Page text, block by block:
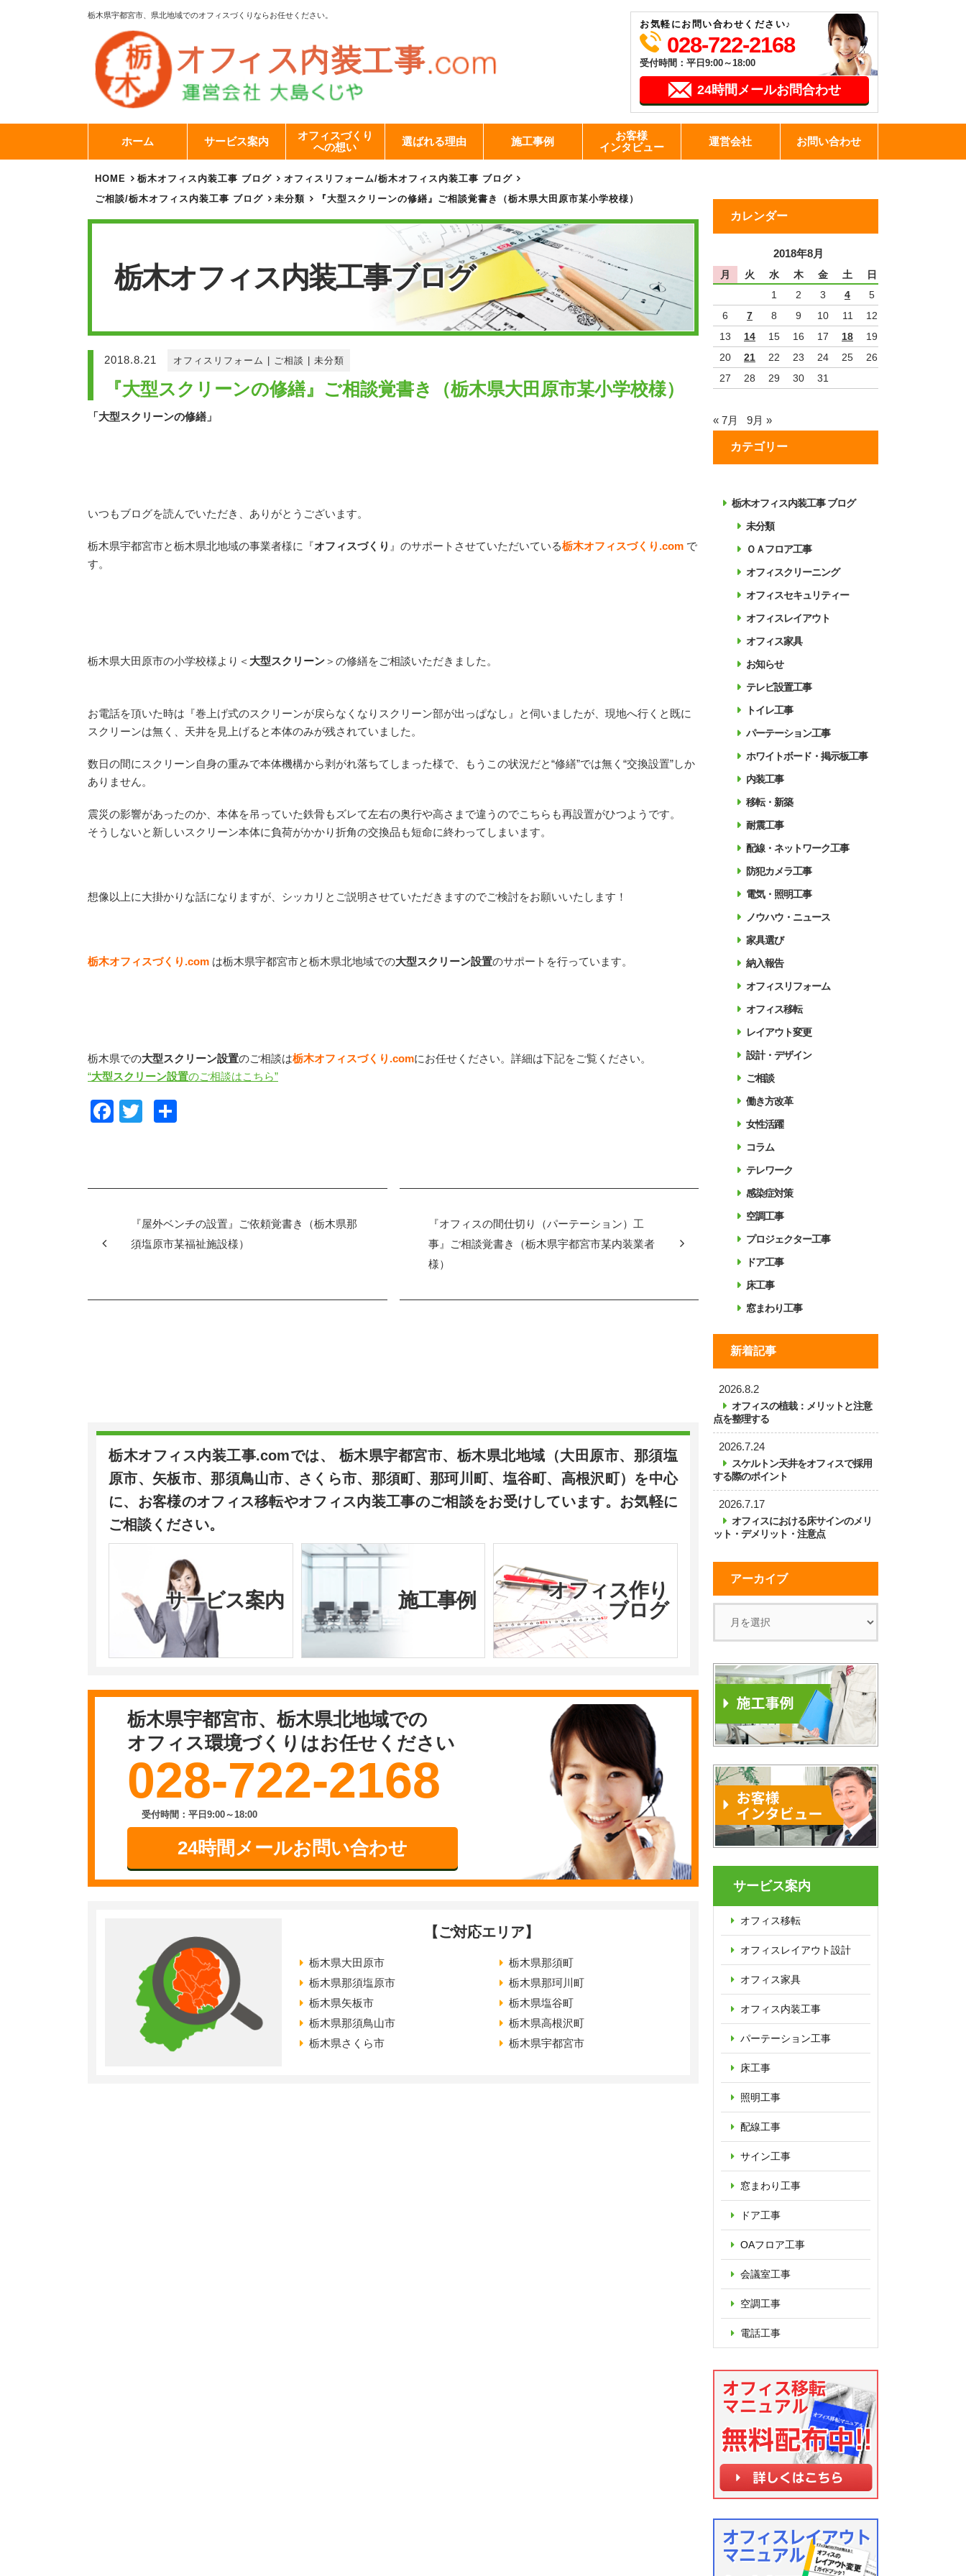
栃木県宇都宮市、県北地域でのオフィスづくりならお任せください。
お気軽にお問い合わせください♪
028-722-2168
受付時間：平日9:00～18:00
24時間メールお問合わせ
ホーム サービス案内
オフィスづくり
への想い
選ばれる理由 施工事例
お客様
インタビュー
運営会社 お問い合わせ
HOME 栃木オフィス内装工事 ブログ オフィスリフォーム/栃木オフィス内装工事 ブログ
ご相談/栃木オフィス内装工事 ブログ 未分類 『大型スクリーンの修繕』ご相談覚書き（栃木県大田原市某小学校様）
栃木オフィス内装工事ブログ
2018.8.21 オフィスリフォーム ご相談 未分類
『大型スクリーンの修繕』ご相談覚書き（栃木県大田原市某小学校様）
「大型スクリーンの修繕」
いつもブログを読んでいただき、ありがとうございます。
栃木県宇都宮市と栃木県北地域の事業者様に『オフィスづくり 』のサポートさせていただいている栃木オフィスづくり .com で
す。
栃木県大田原市の小学校様より＜ 大型スクリーン＞の修繕をご相談いただきました。
お電話を頂いた時は『巻上げ式のスクリーンが戻らなくなりスクリーン部が出っぱなし』と伺いましたが、現地へ行くと既に
スクリーンは無く、天井を見上げると本体のみが残されていました。
数日の間にスクリーン自身の重みで本体機構から剥がれ落ちてしまった様で、もうこの状況だと“修繕”では無く“交換設置”しか
ありません。
震災の影響があったのか、本体を吊っていた鉄骨もズレて左右の奥行や高さまで違うのでこちらも再設置がひつようです。
そうしないと新しいスクリーン本体に負荷がかかり折角の交換品も短命に終わってしまいます。
想像以上に大掛かりな話になりますが、シッカリとご説明させていただきますのでご検討をお願いいたします！
栃木オフィスづくり.com は栃木県宇都宮市と栃木県北地域での大型スクリーン設置のサポートを行っています。
栃木県での大型スクリーン設置のご相談は栃木オフィスづくり .comにお任せください。詳細は下記をご覧ください。
“大型スクリーン設置のご相談はこちら”
F
『屋外ベンチの設置』ご依頼覚書き（栃木県那
須塩原市某福祉施設様）
『オフィスの間仕切り（パーテーション）工
事』ご相談覚書き（栃木県宇都宮市某内装業者
様）
栃木オフィス内装工事.comでは、 栃木県宇都宮市、栃木県北地域（大田原市、那須塩
原市、矢板市、那須鳥山市、さくら市、那須町、那珂川町、塩谷町、高根沢町）を中心
に、お客様のオフィス移転やオフィス内装工事のご相談をお受けしています。お気軽に
ご相談ください。
サービス案内 施工事例
オフィス作り
ブログ
栃木県宇都宮市、栃木県北地域での
オフィス環境づくりはお任せください
028-722-2168
受付時間：平日9:00～18:00
24時間メールお問い合わせ
【ご対応エリア】
栃木県大田原市
栃木県那須塩原市
栃木県矢板市
栃木県那須鳥山市
栃木県さくら市
栃木県那須町
栃木県那珂川町
栃木県塩谷町
栃木県高根沢町
栃木県宇都宮市
カレンダー
2018年8月
月 火 水 木 金 土
日
1
2 3 4
5
6
7 8 9 10 11
12
13
14 15 16 17 18
19
20
21 22 23 24 25
26
27
28 29 30 31
« 7月 9月 »
カテゴリー
栃木オフィス内装工事 ブログ
未分類
ＯＡフロア工事
オフィスクリーニング
オフィスセキュリティー
オフィスレイアウト
オフィス家具
お知らせ
テレビ設置工事
トイレ工事
パーテーション工事
ホワイトボード・掲示板工事
内装工事
移転・新築
耐震工事
配線・ネットワーク工事
防犯カメラ工事
電気・照明工事
ノウハウ・ニュース
家具選び
納入報告
オフィスリフォーム
オフィス移転
レイアウト変更
設計・デザイン
ご相談
働き方改革
女性活躍
コラム
テレワーク
感染症対策
空調工事
プロジェクター工事
ドア工事
床工事
窓まわり工事
新着記事
2026.8.2
オフィスの植栽：メリットと注意
点を整理する
2026.7.24
スケルトン天井をオフィスで採用
する際のポイント
2026.7.17
オフィスにおける床サインのメリ
ット・デメリット・注意点
アーカイブ
サービス案内
オフィス移転
オフィス レイアウト設計
オフィス家具
オフィス内装工事
パーテーション工事
床工事
照明工事
配線工事
サイン工事
窓まわり工事
ドア工事
OAフロア工事
会議室工事
空調工事
電話工事